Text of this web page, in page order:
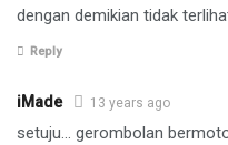
dengan demikian tidak
Reply
iMade 13 years ago
setuju… gerombolan